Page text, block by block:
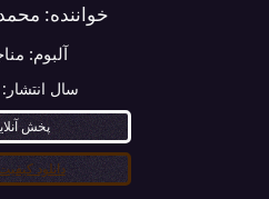
خواننده:
آلبوم:
سال
پخش
دانلود کیفیت ۳۲۰